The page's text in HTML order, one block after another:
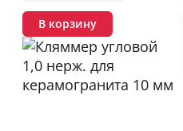
В корзину